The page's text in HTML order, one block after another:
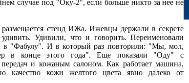
случае под "Оку-2", если больше никто за нее не
размещается стенд ИЖа. Ижевцы держали в секрете
Удивили, что и говорить. Переименовали
в "Фабулу". И в который раз повторили: "Мы, мол,
в конце этого года". Еще показали "Оду" с
передач и кожаным салоном. Как работает машина,
качество кожи желтого цвета явно далеко от